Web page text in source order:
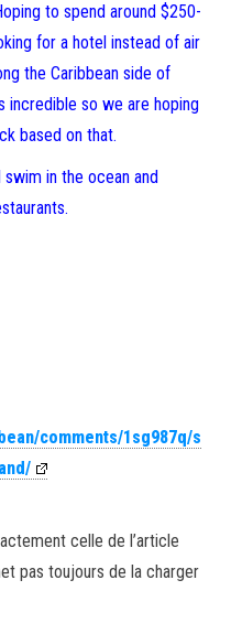
to spend around $250-
for a hotel instead of air
the Caribbean side of
incredible so we are hoping
based on that.
in the ocean and
comments/1sg987q/s
celle de l’article
pas toujours de la charger